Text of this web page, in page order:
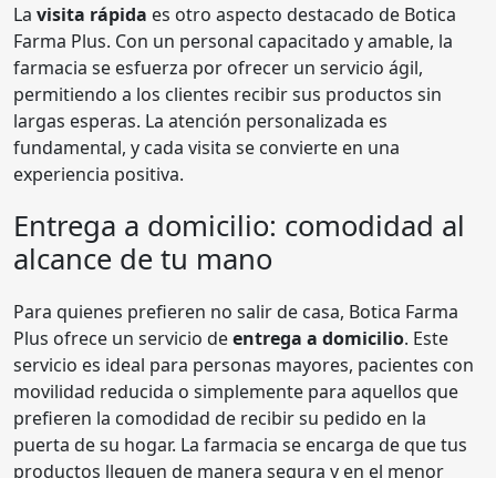
La visita rápida es otro aspecto destacado de Botica
Farma Plus. Con un personal capacitado y amable, la
farmacia se esfuerza por ofrecer un servicio ágil,
permitiendo a los clientes recibir sus productos sin
largas esperas. La atención personalizada es
fundamental, y cada visita se convierte en una
experiencia positiva.
Entrega a domicilio: comodidad al
alcance de tu mano
Para quienes prefieren no salir de casa, Botica Farma
Plus ofrece un servicio deentrega a domicilio. Este
servicio es ideal para personas mayores, pacientes con
movilidad reducida o simplemente para aquellos que
prefieren la comodidad de recibir su pedido en la
puerta de su hogar. La farmacia se encarga de que tus
productos lleguen de manera segura y en el menor